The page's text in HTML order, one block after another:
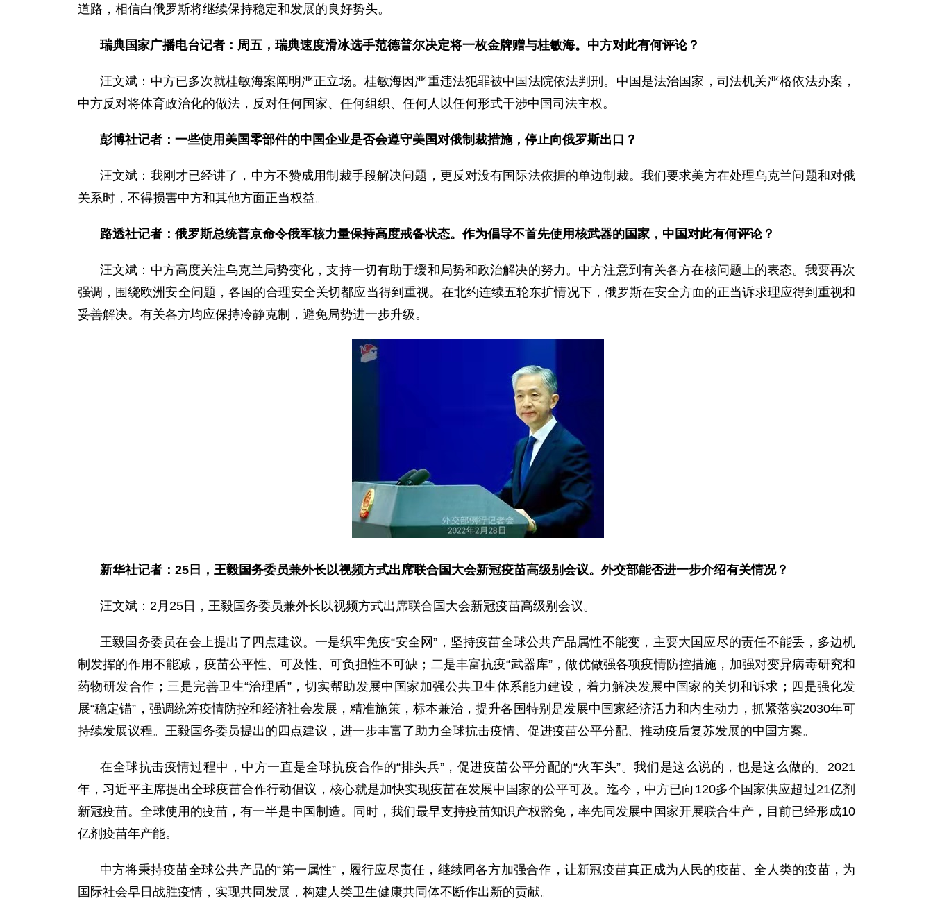
道路，相信白俄罗斯将继续保持稳定和发展的良好势头。
瑞典国家广播电台记者：周五，瑞典速度滑冰选手范德普尔决定将一枚金牌赠与桂敏海。中方对此有何评论？
汪文斌：中方已多次就桂敏海案阐明严正立场。桂敏海因严重违法犯罪被中国法院依法判刑。中国是法治国家，司法机关严格依法办案，
中方反对将体育政治化的做法，反对任何国家、任何组织、任何人以任何形式干涉中国司法主权。
彭博社记者：一些使用美国零部件的中国企业是否会遵守美国对俄制裁措施，停止向俄罗斯出口？
汪文斌：我刚才已经讲了，中方不赞成用制裁手段解决问题，更反对没有国际法依据的单边制裁。我们要求美方在处理乌克兰问题和对俄
关系时，不得损害中方和其他方面正当权益。
路透社记者：俄罗斯总统普京命令俄军核力量保持高度戒备状态。作为倡导不首先使用核武器的国家，中国对此有何评论？
汪文斌：中方高度关注乌克兰局势变化，支持一切有助于缓和局势和政治解决的努力。中方注意到有关各方在核问题上的表态。我要再次
强调，围绕欧洲安全问题，各国的合理安全关切都应当得到重视。在北约连续五轮东扩情况下，俄罗斯在安全方面的正当诉求理应得到重视和
妥善解决。有关各方均应保持冷静克制，避免局势进一步升级。
新华社记者：25日，王毅国务委员兼外长以视频方式出席联合国大会新冠疫苗高级别会议。外交部能否进一步介绍有关情况？
汪文斌：2月25日，王毅国务委员兼外长以视频方式出席联合国大会新冠疫苗高级别会议。
王毅国务委员在会上提出了四点建议。一是织牢免疫“安全网”，坚持疫苗全球公共产品属性不能变，主要大国应尽的责任不能丢，多边机
制发挥的作用不能减，疫苗公平性、可及性、可负担性不可缺；二是丰富抗疫“武器库”，做优做强各项疫情防控措施，加强对变异病毒研究和
药物研发合作；三是完善卫生“治理盾”，切实帮助发展中国家加强公共卫生体系能力建设，着力解决发展中国家的关切和诉求；四是强化发
展“稳定锚”，强调统筹疫情防控和经济社会发展，精准施策，标本兼治，提升各国特别是发展中国家经济活力和内生动力，抓紧落实2030年可
持续发展议程。王毅国务委员提出的四点建议，进一步丰富了助力全球抗击疫情、促进疫苗公平分配、推动疫后复苏发展的中国方案。
在全球抗击疫情过程中，中方一直是全球抗疫合作的“排头兵”，促进疫苗公平分配的“火车头”。我们是这么说的，也是这么做的。2021
年，习近平主席提出全球疫苗合作行动倡议，核心就是加快实现疫苗在发展中国家的公平可及。迄今，中方已向120多个国家供应超过21亿剂
新冠疫苗。全球使用的疫苗，有一半是中国制造。同时，我们最早支持疫苗知识产权豁免，率先同发展中国家开展联合生产，目前已经形成10
亿剂疫苗年产能。
中方将秉持疫苗全球公共产品的“第一属性”，履行应尽责任，继续同各方加强合作，让新冠疫苗真正成为人民的疫苗、全人类的疫苗，为
国际社会早日战胜疫情，实现共同发展，构建人类卫生健康共同体不断作出新的贡献。